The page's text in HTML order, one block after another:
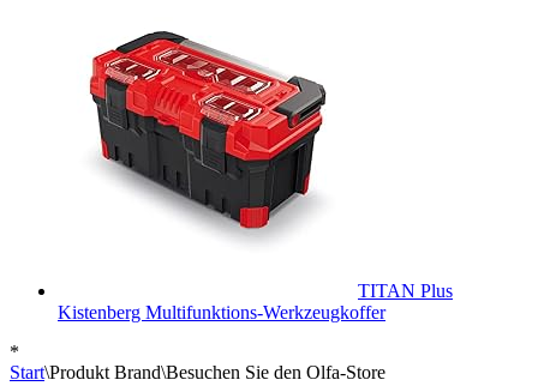
TITAN Plus
Kistenberg Multifunktions-Werkzeugkoffer
*
Start\Produkt Brand\Besuchen Sie den Olfa-Store